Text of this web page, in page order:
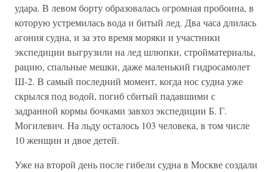
удара. В левом борту образовалась огромная пробоина, в
которую устремилась вода и битый лед. Два часа длилась
агония судна, и за это время моряки и участники
экспедиции выгрузили на лед шлюпки, стройматериалы,
рацию, спальные мешки, даже маленький гидросамолет
Ш-2. В самый последний момент, когда нос судна уже
скрылся под водой, погиб сбитый падавшими с
задранной кормы бочками завхоз экспедиции Б. Г.
Могилевич. На льду осталось 103 человека, в том числе
10 женщин и двое детей.
Уже на второй день после гибели судна в Москве создали